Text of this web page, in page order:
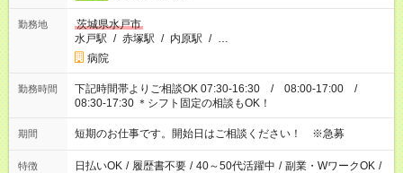
勤務地
茨城県水戸市
水戸駅 / 赤塚駅 / 内原駅 / …
病院
勤務時間
下記時間帯よりご相談OK 07:30-16:30 / 08:00-17:00 /
08:30-17:30 ＊シフト固定の相談もOK！
期間 短期のお仕事です。開始日はご相談ください！ ※急募
特徴 日払いOK / 履歴書不要 / 40～50代活躍中 / 副業・WワークOK /